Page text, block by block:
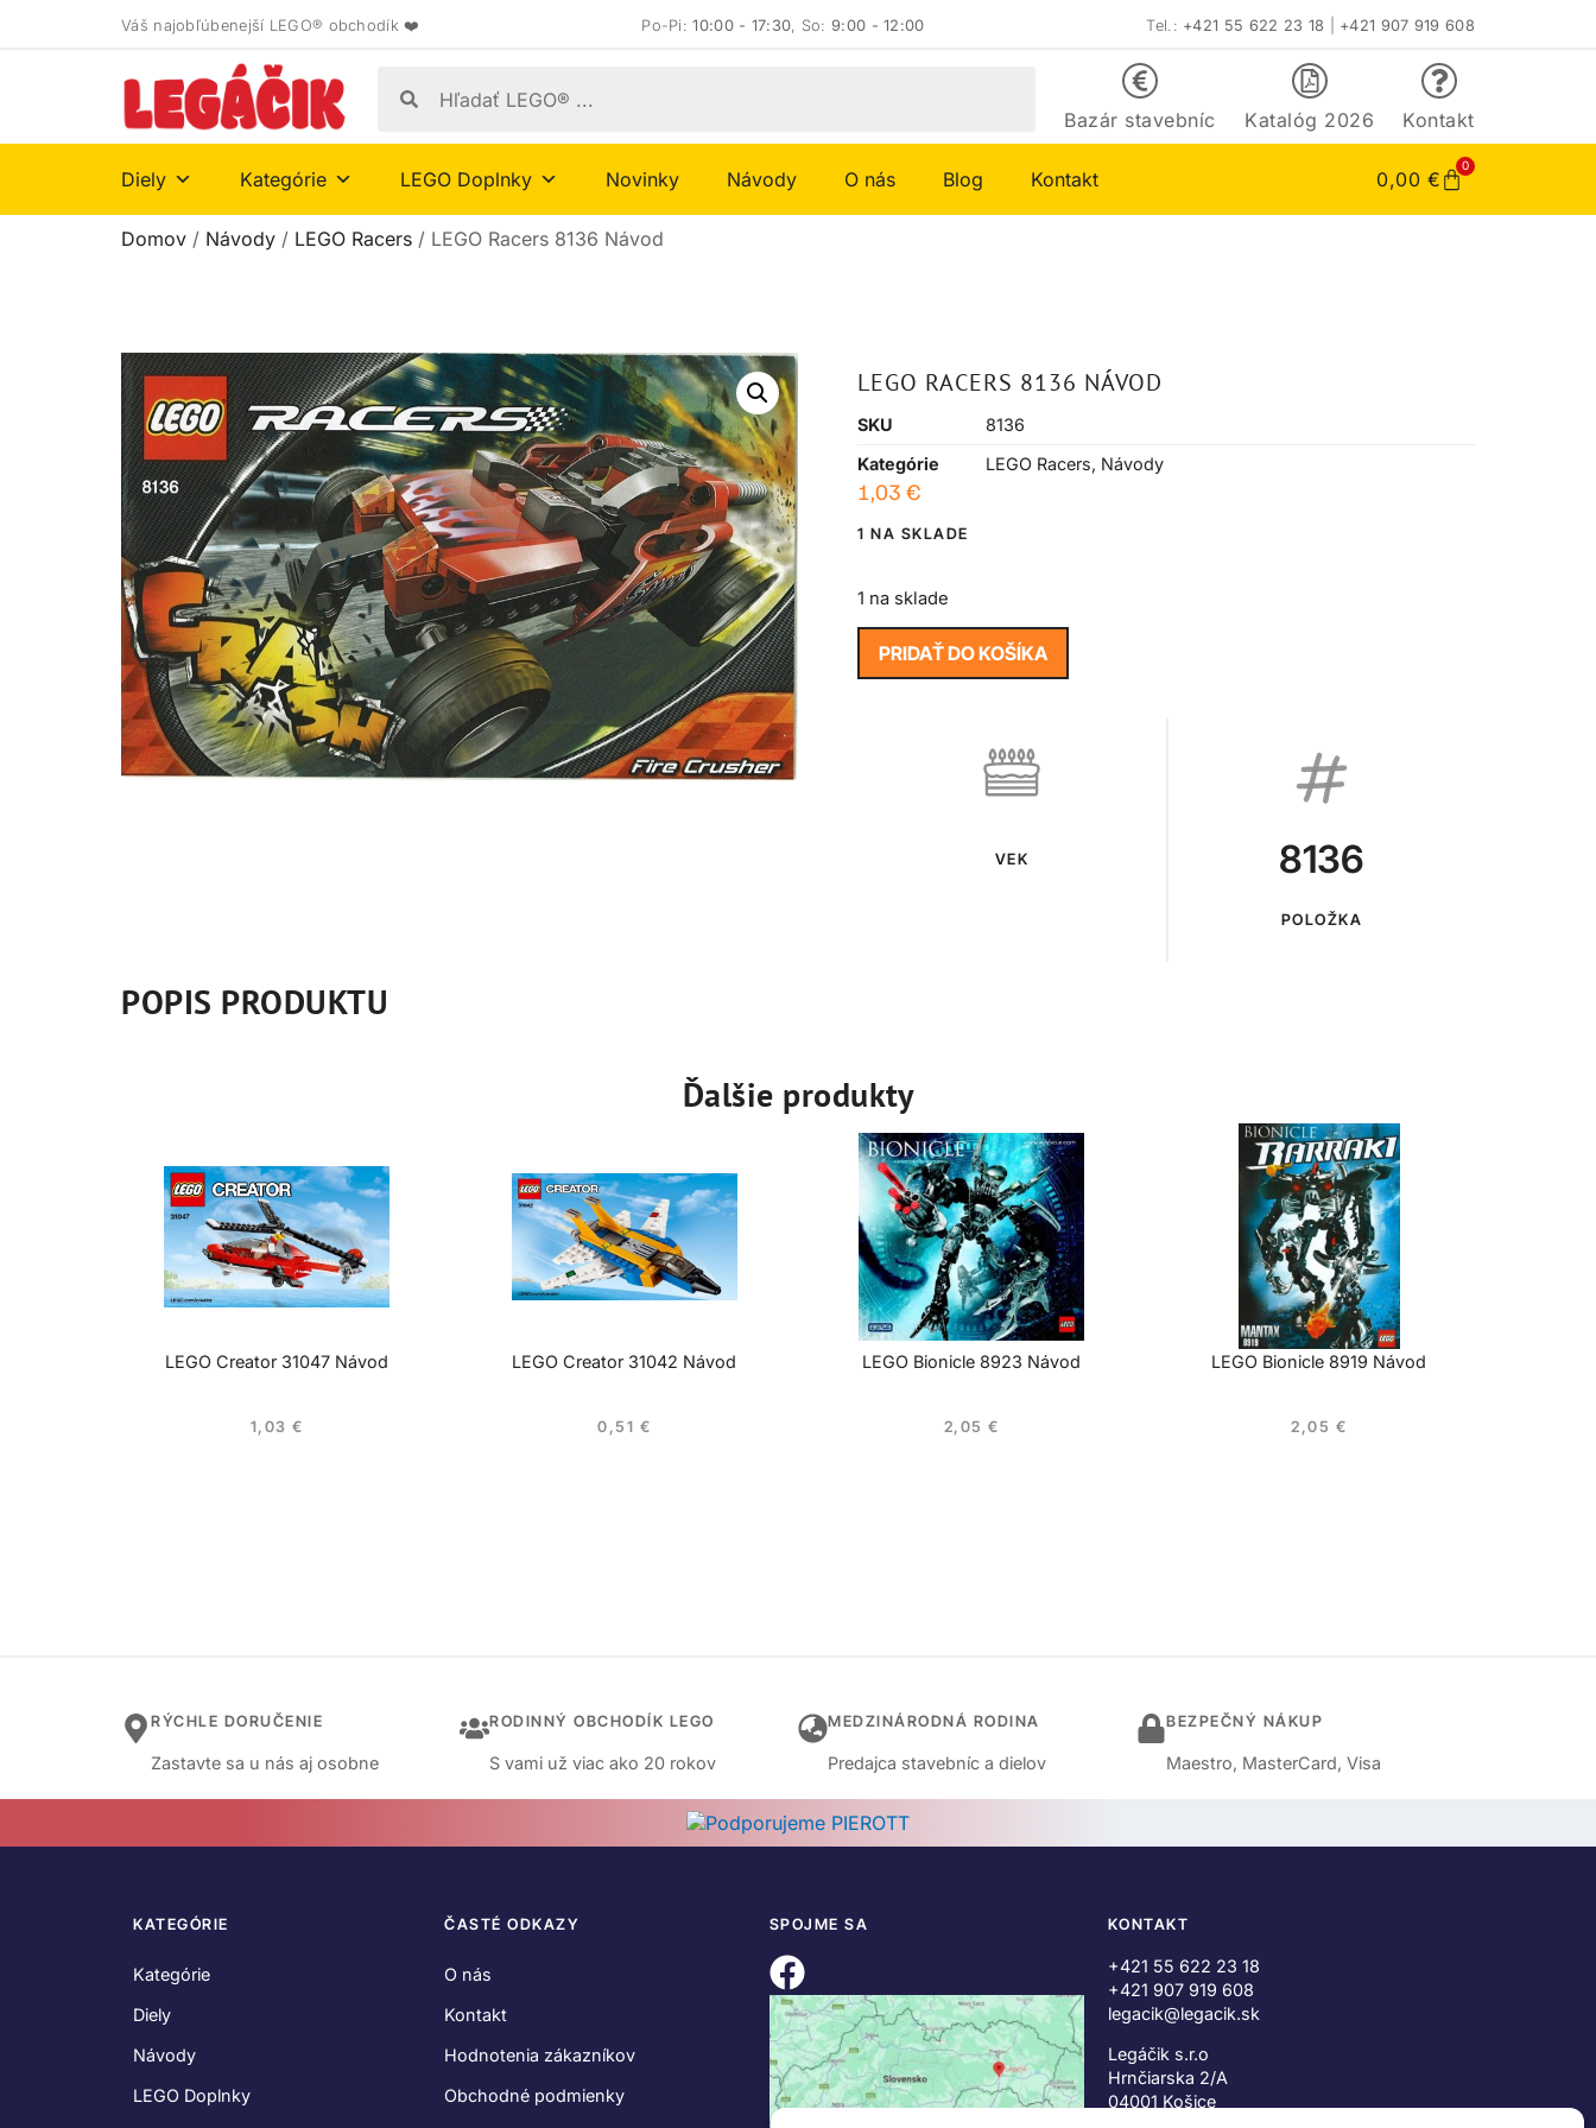
Váš najobľúbenejší LEGO® obchodík ❤️ Po-Pi:10:00 - 17:30, So:9:00 - 12:00 Tel.: +421 55 622 23 18 +421 907 919 608
Bazár stavebníc Katalóg 2026 Kontakt
Diely Kategórie LEGO Doplnky Novinky Návody O nás Blog Kontakt 0,00 €
0
Domov / Návody / LEGO Racers / LEGO Racers 8136 Návod
LEGO RACERS 8136 NÁVOD
SKU
8136
Kategórie
LEGO Racers, Návody
1,03 €
1 NA SKLADE
1 na sklade
PRIDAŤ DO KOŠÍKA
VEK 8136
POLOŽKA
POPIS PRODUKTU
Ďalšie produkty
LEGO Creator 31047 Návod
1,03€
LEGO Creator 31042 Návod
0,51 €
LEGO Bionicle 8923 Návod
2,05€
LEGO Bionicle 8919 Návod
2,05 €
RÝCHLE DORUČENIE
Zastavte sa u nás aj osobne
RODINNÝ OBCHODÍK LEGO
S vami už viac ako 20 rokov
MEDZINÁRODNÁ RODINA
Predajca stavebníc a dielov
BEZPEČNÝ NÁKUP
Maestro, MasterCard, Visa
KATEGÓRIE
Kategórie
Diely
Návody
LEGO Doplnky
ČASTÉ ODKAZY
O nás
Kontakt
Hodnotenia zákazníkov
Obchodné podmienky
SPOJME SA KONTAKT
+421 55 622 23 18
+421 907 919 608
legacik@legacik.sk
Legáčik s.r.o
Hrnčiarska 2/A
04001 Košice